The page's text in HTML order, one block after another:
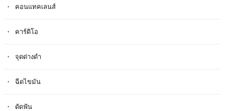
คอนแทคเลนส์
คาร์ดิโอ
จุดด่างดำ
ฉีดไขมัน
ดัดฟัน